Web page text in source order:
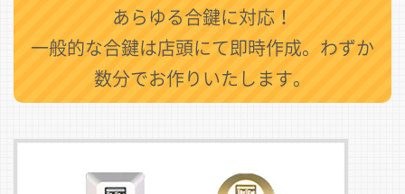
あらゆる合鍵に対応！
一般的な合鍵は店頭にて即時作成。わずか
数分でお作りいたします。